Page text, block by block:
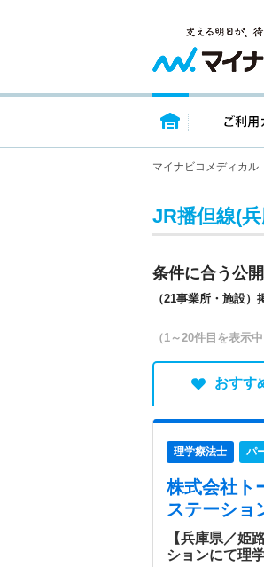
トップページ
マイナビコメディカル
JR播但線(
条件に合う公
（21事業所・施設）
（1～20件目を表示中
おすす
理学療法士 パ
株式会社ト
ステーショ
【兵庫県／姫
ションにて理